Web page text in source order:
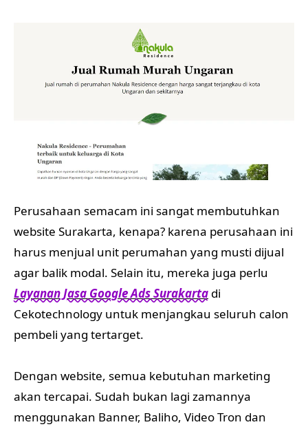
Perusahaan semacam ini sangat membutuhkan
website Surakarta, kenapa? karena perusahaan ini
harus menjual unit perumahan yang musti dijual
agar balik modal. Selain itu, mereka juga perlu
Layanan Jasa Google Ads Surakarta di
Cekotechnology untuk menjangkau seluruh calon
pembeli yang tertarget.
Dengan website, semua kebutuhan marketing
akan tercapai. Sudah bukan lagi zamannya
menggunakan Banner, Baliho, Video Tron dan